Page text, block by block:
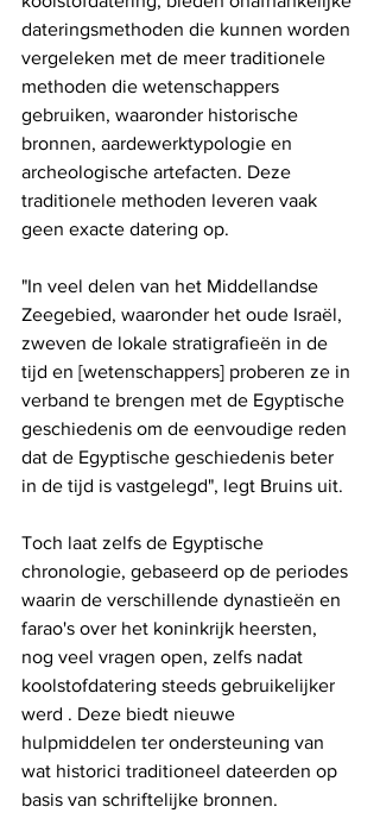
dateringsmethoden die kunnen worden
vergeleken met de meer traditionele
methoden die wetenschappers
gebruiken, waaronder historische
bronnen, aardewerktypologie en
archeologische artefacten. Deze
traditionele methoden leveren vaak
geen exacte datering op.
"In veel delen van het Middellandse
Zeegebied, waaronder het oude Israël,
zweven de lokale stratigrafieën in de
tijd en [wetenschappers] proberen ze in
verband te brengen met de Egyptische
geschiedenis om de eenvoudige reden
dat de Egyptische geschiedenis beter
in de tijd is vastgelegd", legt Bruins uit.
Toch laat zelfs de Egyptische
chronologie, gebaseerd op de periodes
waarin de verschillende dynastieën en
farao's over het koninkrijk heersten,
nog veel vragen open, zelfs nadat
koolstofdatering steeds gebruikelijker
werd . Deze biedt nieuwe
hulpmiddelen ter ondersteuning van
wat historici traditioneel dateerden op
basis van schriftelijke bronnen.